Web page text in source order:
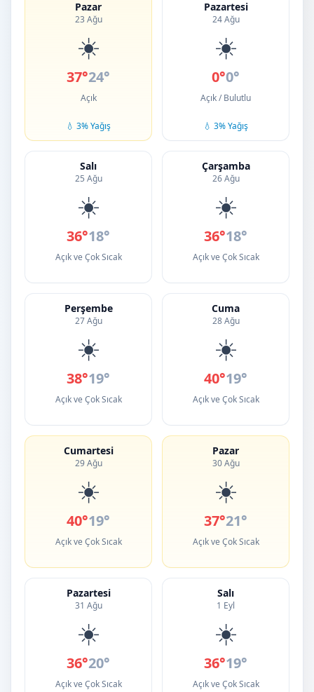
Pazar
23 Ağu
☀️
37°24°
Açık
💧 3% Yağış
Pazartesi
24 Ağu
☀️
0°0°
Açık / Bulutlu
💧 3% Yağış
Salı
25 Ağu
☀️
36°18°
Açık ve Çok Sıcak
Çarşamba
26 Ağu
☀️
36°18°
Açık ve Çok Sıcak
Perşembe
27 Ağu
☀️
38°19°
Açık ve Çok Sıcak
Cuma
28 Ağu
☀️
40°19°
Açık ve Çok Sıcak
Cumartesi
29 Ağu
☀️
40°19°
Açık ve Çok Sıcak
Pazar
30 Ağu
☀️
37°21°
Açık ve Çok Sıcak
Pazartesi
31 Ağu
☀️
36°20°
Açık ve Çok Sıcak
Salı
1 Eyl
☀️
36°19°
Açık ve Çok Sıcak